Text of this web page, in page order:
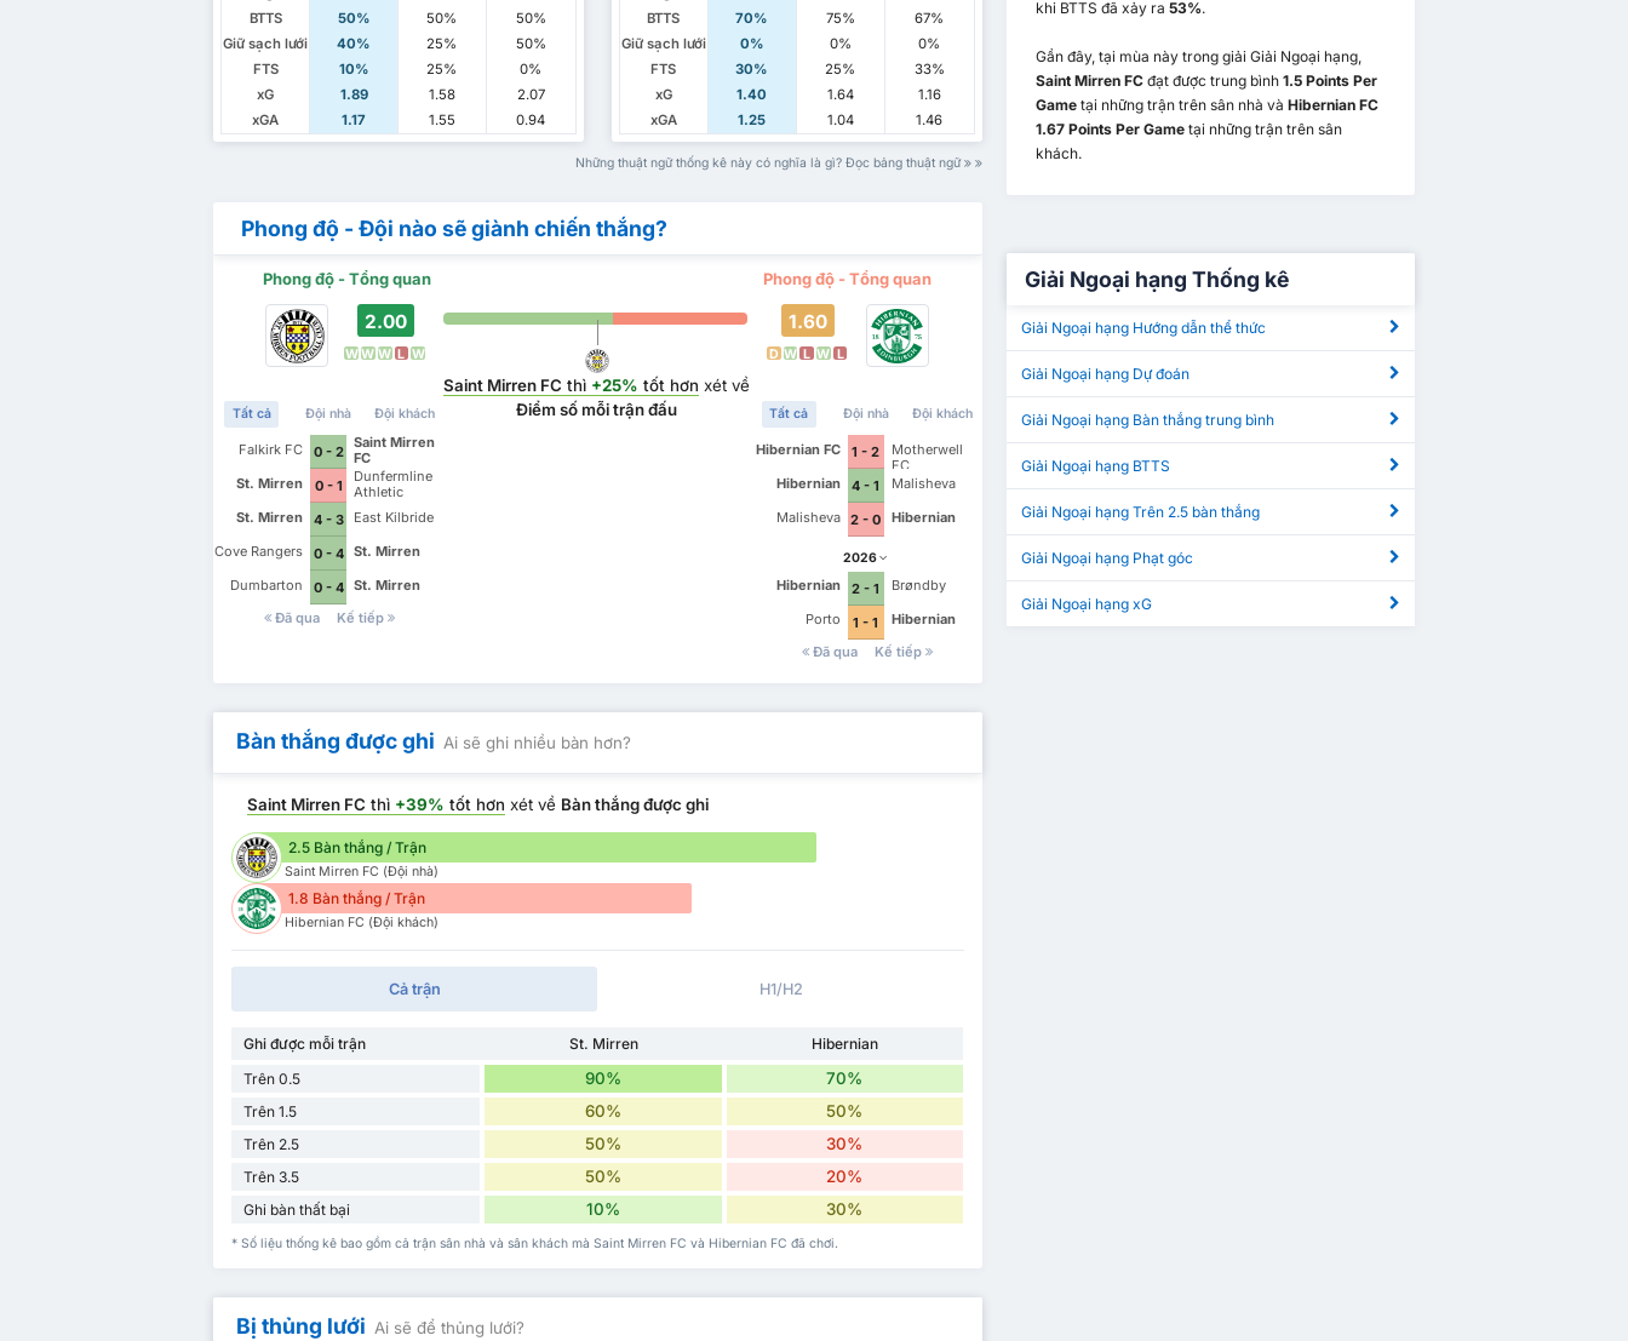
BTTS
50% 50%
50%
Giữ sạch lưới
40% 25%
50%
FTS
10% 25%
0%
xG
1.89 1.58
2.07
xGA
1.17 1.55 0.94
BTTS
70% 75%
67%
Giữ sạch lưới
0% 0%
0%
FTS
30% 25%
33%
xG
1.40 1.64
1.16
xGA
1.25 1.04 1.46
Những thuật ngữ thống kê này có nghĩa là gì? Đọc bảng thuật ngữ
Phong độ - Đội nào sẽ giành chiến thắng?
Phong độ - Tổng quan Phong độ - Tổng quan
2.00
W W W L W
Tất cả Đội nhà Đội khách
Falkirk FC 0 - 2
Saint Mirren
FC
St. Mirren
0 - 1
Dunfermline
Athletic
St. Mirren
4 - 3
East Kilbride
Cove Rangers
0 - 4
St. Mirren
Dumbarton
0 - 4
St. Mirren
Đã qua
Kế tiếp
Saint Mirren FC thì +25% tốt hơn xét về
Điểm số mỗi trận đấu
1.60
D W L W L
Tất cả Đội nhà Đội khách
Hibernian FC 1 - 2
Motherwell
FC
Hibernian
4 - 1
Malisheva
Malisheva 2 - 0 Hibernian
2026
Hibernian 2 - 1
Brøndby
Porto
1 - 1
Hibernian
Đã qua
Kế tiếp
Bàn thắng được ghi Ai sẽ ghi nhiều bàn hơn?
Saint Mirren FC thì +39% tốt hơn xét về Bàn thắng được ghi
2.5 Bàn thắng / Trận
Saint Mirren FC (Đội nhà)
1.8 Bàn thắng / Trận
Hibernian FC (Đội khách)
Cả trận H1/H2
Ghi được mỗi trận St. Mirren
Hibernian
Trên 0.5
90% 70%
Trên 1.5 60% 50%
Trên 2.5 50% 30%
Trên 3.5 50% 20%
Ghi bàn thất bại 10% 30%
* Số liệu thống kê bao gồm cả trận sân nhà và sân khách mà Saint Mirren FC và Hibernian FC đã chơi.
Bị thủng lưới Ai sẽ để thủng lưới?
khi BTTS đã xảy ra 53%.
Gần đây, tại mùa này trong giải Giải Ngoại hạng,
Saint Mirren FCđạt được trung bình 1.5 Points Per
Gametại những trận trên sân nhà và Hibernian FC
1.67 Points Per Gametại những trận trên sân
khách.
Giải Ngoại hạng Thống kê
Giải Ngoại hạng Hướng dẫn thể thức
Giải Ngoại hạng Dự đoán
Giải Ngoại hạng Bàn thắng trung bình
Giải Ngoại hạng BTTS
Giải Ngoại hạng Trên 2.5 bàn thắng
Giải Ngoại hạng Phạt góc
Giải Ngoại hạng xG